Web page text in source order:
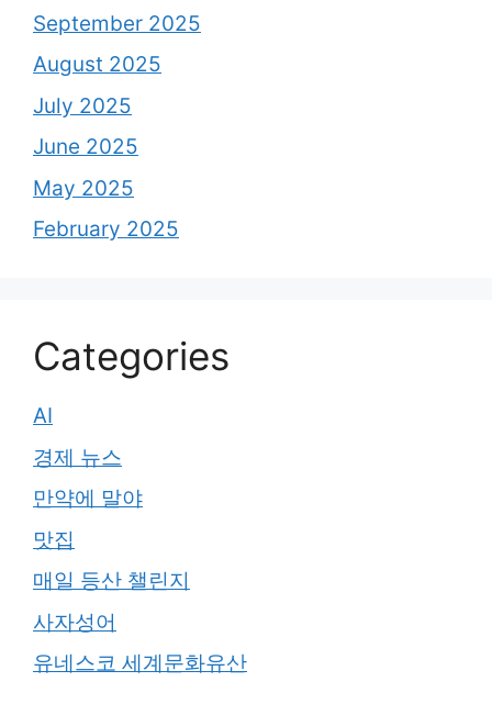
September 2025
August 2025
July 2025
June 2025
May 2025
February 2025
Categories
AI
경제 뉴스
만약에 말야
맛집
매일 등산 챌린지
사자성어
유네스코 세계문화유산